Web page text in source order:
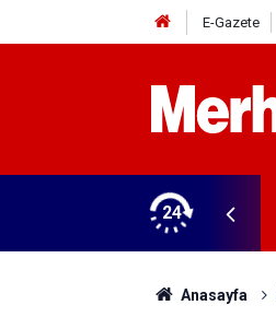
E-Gazete
24
Anasayfa